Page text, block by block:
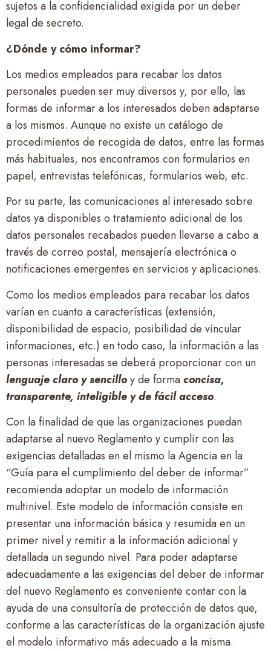
sujetos a la confidencialidad exigida por un deber
legal de secreto.
¿Dónde y cómo informar?
Los medios empleados para recabar los datos
personales pueden ser muy diversos y, por ello, las
formas de informar a los interesados deben adaptarse
a los mismos. Aunque no existe un catálogo de
procedimientos de recogida de datos, entre las formas
más habituales, nos encontramos con formularios en
papel, entrevistas telefónicas, formularios web, etc.
Por su parte, las comunicaciones al interesado sobre
datos ya disponibles o tratamiento adicional de los
datos personales recabados pueden llevarse a cabo a
través de correo postal, mensajería electrónica o
notificaciones emergentes en servicios y aplicaciones.
Como los medios empleados para recabar los datos
varían en cuanto a características (extensión,
disponibilidad de espacio, posibilidad de vincular
informaciones, etc.) en todo caso, la información a las
personas interesadas se deberá proporcionar con un
lenguaje claro y sencilloy de formaconcisa,
transparente, inteligible y de fácil acceso.
Con la finalidad de que las organizaciones puedan
adaptarse al nuevo Reglamento y cumplir con las
exigencias detalladas en el mismo la Agencia en la
“Guía para el cumplimiento del deber de informar”
recomienda adoptar un modelo de información
multinivel. Este modelo de información consiste en
presentar una información básica y resumida en un
primer nivel y remitir a la información adicional y
detallada un segundo nivel. Para poder adaptarse
adecuadamente a las exigencias del deber de informar
del nuevo Reglamento es conveniente contar con la
ayuda de una consultoría de protección de datos que,
conforme a las características de la organización ajuste
el modelo informativo más adecuado a la misma.